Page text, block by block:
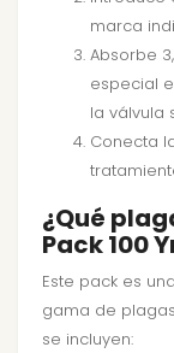
marca
Absorbe
especial
la válvula
Conecta
¿Qué
Pack 100
Este pack es
gama de
se incluyen: